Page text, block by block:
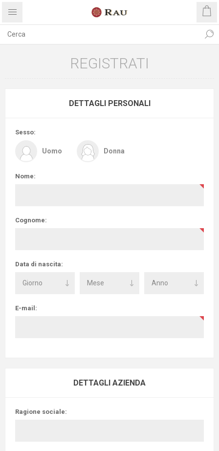
REGISTRATI
DETTAGLI PERSONALI
Sesso:
Uomo Donna
Nome:
Cognome:
Data di nascita:
E-mail:
DETTAGLI AZIENDA
Ragione sociale: